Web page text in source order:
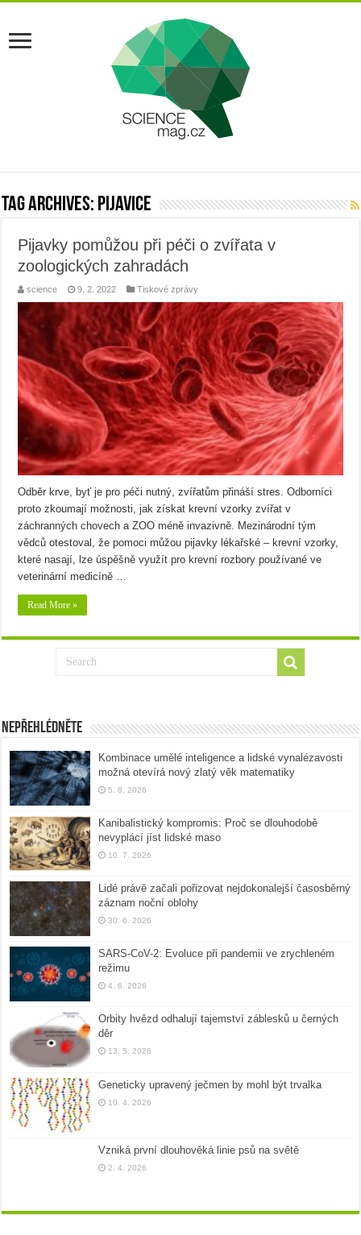
Tag Archives: pijavice
Pijavky pomůžou při péči o zvířata v
zoologických zahradách
science 9. 2. 2022 Tiskové zprávy
Odběr krve, byť je pro péči nutný, zvířatům přináší stres. Odborníci
proto zkoumají možnosti, jak získat krevní vzorky zvířat v
záchranných chovech a ZOO méně invazivně. Mezinárodní tým
vědců otestoval, že pomoci můžou pijavky lékařské – krevní vzorky,
které nasají, lze úspěšně využít pro krevní rozbory používané ve
veterinární medicíně …
Read More »
Nepřehlédněte
Kombinace umělé inteligence a lidské vynalézavosti
možná otevírá nový zlatý věk matematiky
5. 8. 2026
Kanibalistický kompromis: Proč se dlouhodobě
nevyplácí jíst lidské maso
10. 7. 2026
Lidé právě začali pořizovat nejdokonalejší časosběrný
záznam noční oblohy
30. 6. 2026
SARS-CoV-2: Evoluce při pandemii ve zrychleném
režimu
4. 6. 2026
Orbity hvězd odhalují tajemství záblesků u černých
děr
13. 5. 2026
Geneticky upravený ječmen by mohl být trvalka
10. 4. 2026
Vzniká první dlouhověká linie psů na světě
2. 4. 2026